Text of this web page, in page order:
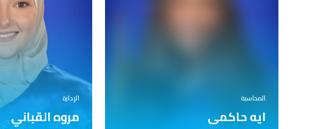
المحاسبة
ايه حاكمى
الإدارة
مروه القباني